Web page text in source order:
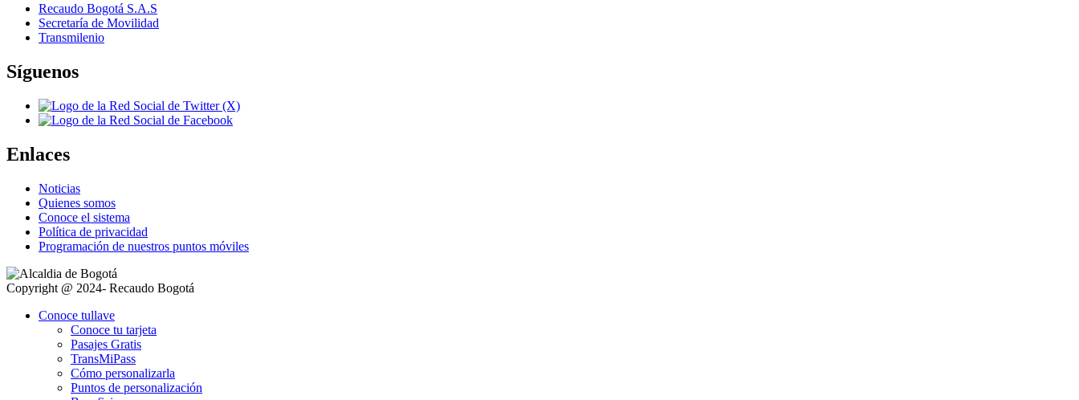
Recaudo Bogotá S.A.S
Secretaría de Movilidad
Transmilenio
Síguenos
Enlaces
Noticias
Quienes somos
Conoce el sistema
Política de privacidad
Programación de nuestros puntos móviles
Copyright @ 2024- Recaudo Bogotá
Conoce tullave
Conoce tu tarjeta
Pasajes Gratis
TransMiPass
Cómo personalizarla
Puntos de personalización